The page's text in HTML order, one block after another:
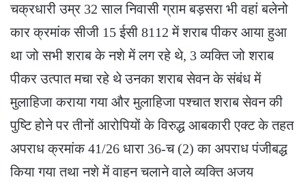
चक्रधारी उम्र 32 साल निवासी ग्राम बड़सरा भी वहां बलेनो
कार क्रमांक सीजी 15 ईसी 8112 में शराब पीकर आया हुआ
था जो सभी शराब के नशे में लग रहे थे, 3 व्यक्ति जो शराब
पीकर उत्पात मचा रहे थे उनका शराब सेवन के संबंध में
मुलाहिजा कराया गया और मुलाहिजा पश्चात शराब सेवन की
पुष्टि होने पर तीनों आरोपियों के विरुद्ध आबकारी एक्ट के तहत
अपराध क्रमांक 41/26 धारा 36-च (2) का अपराध पंजीबद्ध
किया गया तथा नशे में वाहन चलाने वाले व्यक्ति अजय